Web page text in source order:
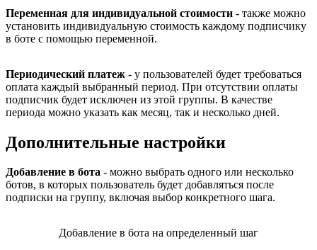
Переменная для индивидуальной стоимости - также можно
установить индивидуальную стоимость каждому подписчику
в боте с помощью переменной.
Периодический платеж - у пользователей будет требоваться
оплата каждый выбранный период. При отсутствии оплаты
подписчик будет исключен из этой группы. В качестве
периода можно указать как месяц, так и несколько дней.
Дополнительные настройки
Добавление в бота - можно выбрать одного или несколько
ботов, в которых пользователь будет добавляться после
подписки на группу, включая выбор конкретного шага.
Добавление в бота на определенный шаг